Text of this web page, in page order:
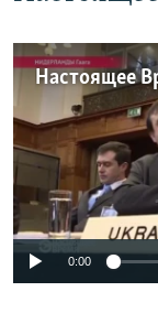
Настоящее
No
0:00